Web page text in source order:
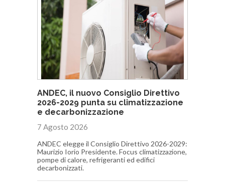
ANDEC, il nuovo Consiglio Direttivo
2026-2029 punta su climatizzazione
e decarbonizzazione
7 Agosto 2026
ANDEC elegge il Consiglio Direttivo 2026-2029:
Maurizio Iorio Presidente. Focus climatizzazione,
pompe di calore, refrigeranti ed edifici
decarbonizzati.